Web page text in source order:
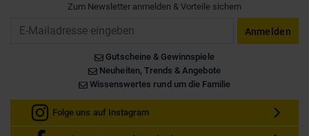
Zum Newsletter anmelden & Vorteile sichern
Anmelden
Gutscheine & Gewinnspiele
Neuheiten, Trends & Angebote
Wissenswertes rund um die Familie
Folge uns auf Instagram